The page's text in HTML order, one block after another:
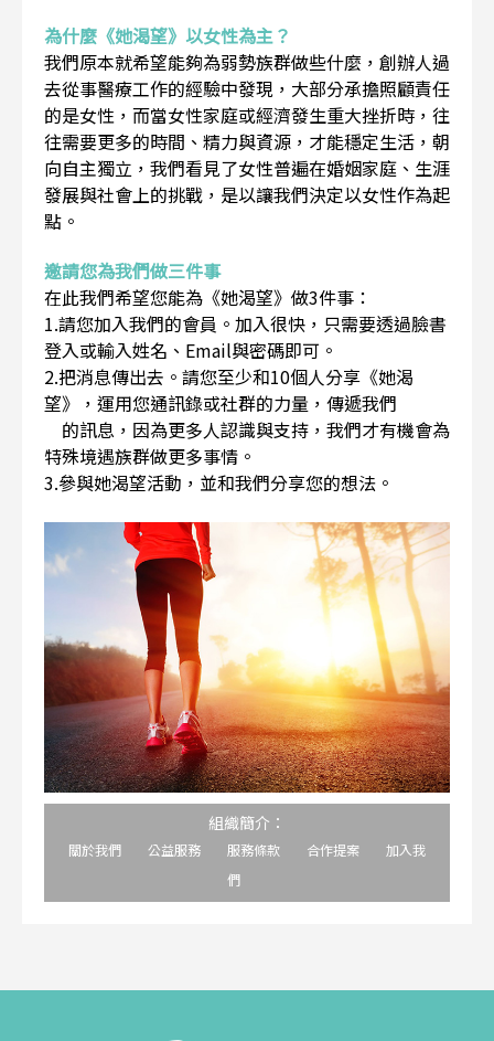
為什麼《她渴望》以女性為主？
我們原本就希望能夠為弱勢族群做些什麼，創辦人過
去從事醫療工作的經驗中發現，大部分承擔照顧責任
的是女性，而當女性家庭或經濟發生重大挫折時，往
往需要更多的時間、精力與資源，才能穩定生活，朝
向自主獨立，我們看見了女性普遍在婚姻家庭、生涯
發展與社會上的挑戰，是以讓我們決定以女性作為起
點。
邀請您為我們做三件事
在此我們希望您能為《她渴望》做3件事：
1.請您加入我們的會員。加入很快，只需要透過臉書
登入或輸入姓名、Email與密碼即可。
2.把消息傳出去。請您至少和10個人分享《她渴
望》，運用您通訊錄或社群的力量，傳遞我們
的訊息，因為更多人認識與支持，我們才有機會為
特殊境遇族群做更多事情。
3.參與她渴望活動，並和我們分享您的想法。
組織簡介：
關於我們 公益服務 服務條款 合作提案
加入我
們